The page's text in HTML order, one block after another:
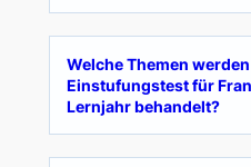
Welche Themen
Einstufungstest für
Lernjahr behandelt?